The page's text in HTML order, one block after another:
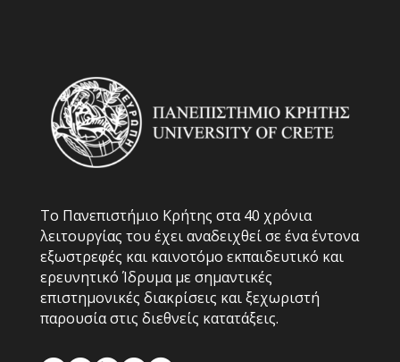
Το Πανεπιστήμιο Κρήτης στα 40 χρόνια
λειτουργίας του έχει αναδειχθεί σε ένα έντονα
εξωστρεφές και καινοτόμο εκπαιδευτικό και
ερευνητικό Ίδρυμα με σημαντικές
επιστημονικές διακρίσεις και ξεχωριστή
παρουσία στις διεθνείς κατατάξεις.